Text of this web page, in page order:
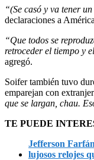
“(Se casó y va tener
declaraciones a
“Que todos se
retroceder el tiempo y
agregó.
Soifer también tuvo
emparejan con
que se largan, chau.
TE PUEDE
Jefferson
lujosos relojes